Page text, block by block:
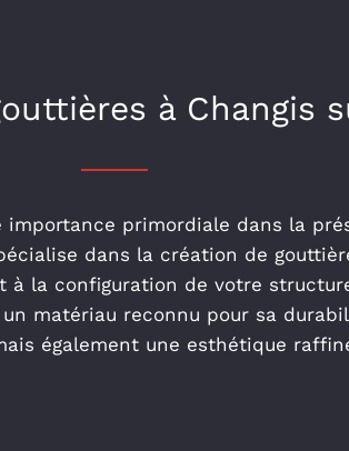
à Changis
primordiale dans la
dans la création de
à la configuration de votre
matériau reconnu pour sa
également une esthétique